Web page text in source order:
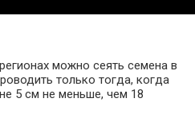
можно сеять семена в
только тогда, когда
5 см не меньше, чем 18